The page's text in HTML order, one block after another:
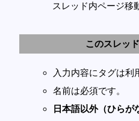
スレッド内ページ移
このスレッ
入力内容にタグは利
名前は必須です。
日本語以外（ひらが